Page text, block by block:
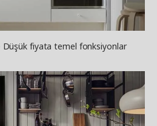
Düşük fiyata temel fonksiyonlar